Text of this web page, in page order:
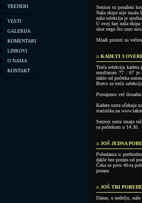
TRENERI
VESTI
GALERIJA
KOMENTARI
LINKOVI
O NAMA
KONTAKT
Seniori su poraženi
Naša ekipa nije imala
naša selekcija je
U ovoj fazi naša ekipa
skor nego što smo
Mlađi pioniri su
:: KADETI 3
Treća selekcija
rezultatom 77 : 67 je
dakle od početka
Bravo za treću
Postajemo već
Kadete sutra očekuje
statistika na
Seniori sutra imaju
sa početkom u 14.30.
:: JOŠ JEDNA
Pobedama u
dakle bez poraza od
Čeka se prvo 40-ta
poraza.
:: JOŠ TRI
Danas, u nedelju,